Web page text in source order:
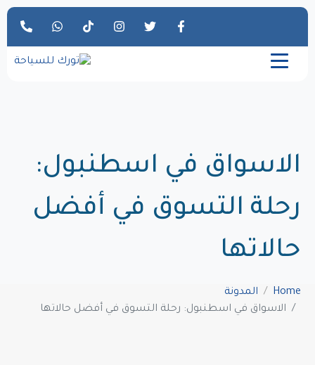
الاسواق في اسطنبول:
رحلة التسوق في أفضل
حالاتها
Home
المدونة
الاسواق في اسطنبول: رحلة التسوق في أفضل حالاتها